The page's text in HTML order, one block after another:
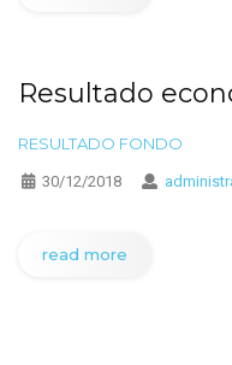
Resultado
RESULTADO FONDO
30/12/2018
read more